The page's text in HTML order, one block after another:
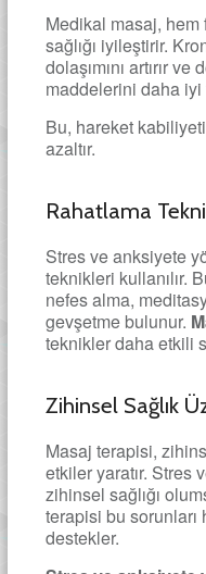
Medikal masaj,
sağlığı iyileştirir.
dolaşımını artırır
maddelerini daha iyi
Bu, hareket
azaltır.
Rahatlama
Stres ve anksiyete
teknikleri kullanılır.
nefes alma,
gevşetme bulunur.
teknikler daha etkili
Zihinsel Sağlık
Masaj terapisi,
etkiler yaratır. Stres
zihinsel sağlığı
terapisi bu sorunları
destekler.